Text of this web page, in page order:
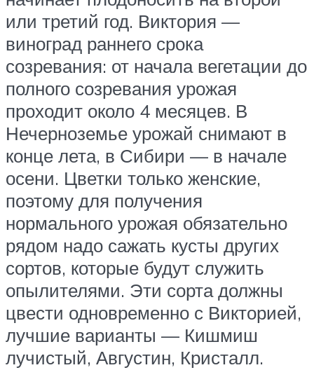
или третий год. Виктория —
виноград раннего срока
созревания: от начала вегетации до
полного созревания урожая
проходит около 4 месяцев. В
Нечерноземье урожай снимают в
конце лета, в Сибири — в начале
осени. Цветки только женские,
поэтому для получения
нормального урожая обязательно
рядом надо сажать кусты других
сортов, которые будут служить
опылителями. Эти сорта должны
цвести одновременно с Викторией,
лучшие варианты — Кишмиш
лучистый, Августин, Кристалл.